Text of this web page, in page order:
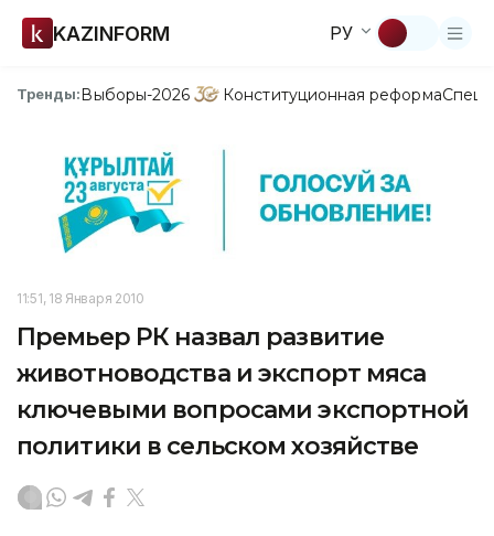
KAZINFORM РУ
Тренды:Выборы-2026 Конституционная реформа
11:51, 18 Января 2010
Премьер РК назвал развитие
животноводства и экспорт мяса
ключевыми вопросами экспортной
политики в сельском хозяйстве